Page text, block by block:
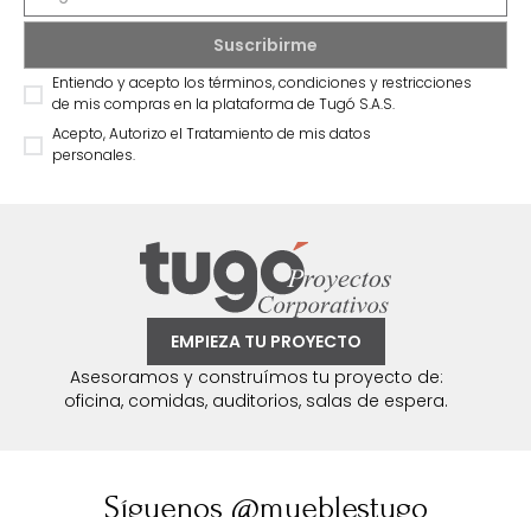
Entiendo y acepto los términos, condiciones y restricciones
de mis compras en la plataforma de Tugó S.A.S.
Acepto, Autorizo el Tratamiento de mis datos
personales.
EMPIEZA TU PROYECTO
Asesoramos y construímos tu proyecto de:
oficina, comidas, auditorios, salas de espera.
Síguenos @mueblestugo